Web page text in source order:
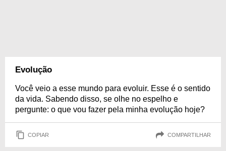
Evolução
Você veio a esse mundo para evoluir. Esse é o sentido
da vida. Sabendo disso, se olhe no espelho e
pergunte: o que vou fazer pela minha evolução hoje?
COPIAR COMPARTILHAR